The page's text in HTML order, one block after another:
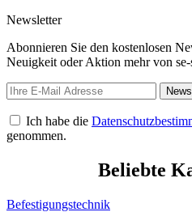
Newsletter
Abonnieren Sie den kostenlosen
Neuigkeit oder Aktion mehr von se-
Ich habe die
genommen.
Beliebte
Befestigungstechnik